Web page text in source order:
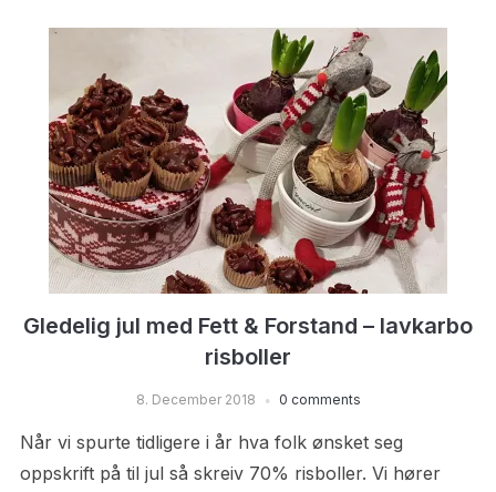
Gledelig jul med Fett & Forstand – lavkarbo
risboller
8. December 2018 0 comments
Når vi spurte tidligere i år hva folk ønsket seg
oppskrift på til jul så skreiv 70% risboller. Vi hører